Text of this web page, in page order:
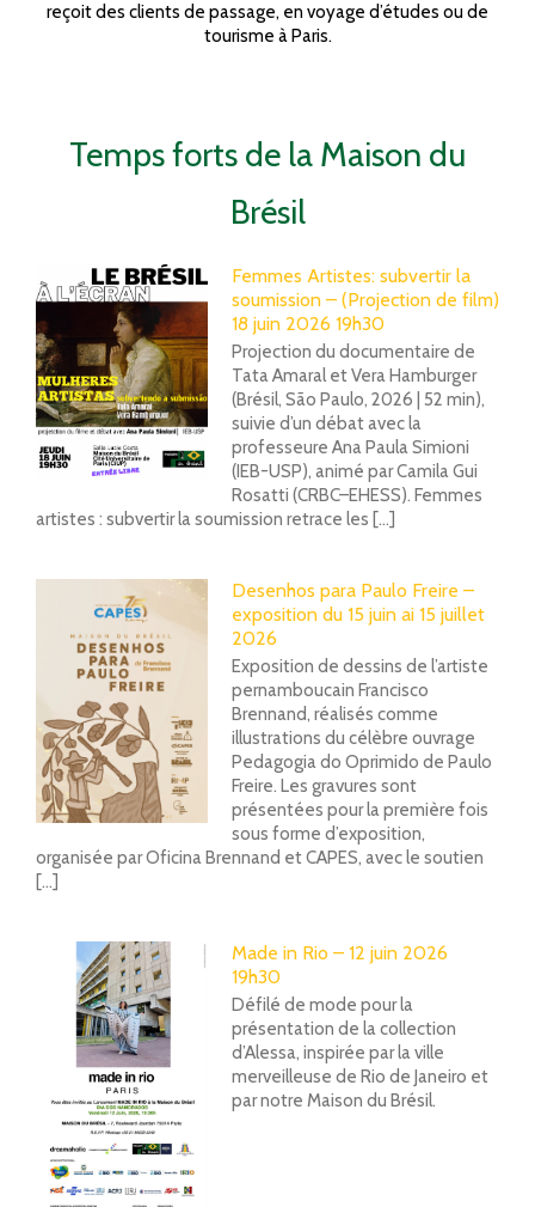
reçoit des clients de passage, en voyage d’études ou de
tourisme à Paris.
Temps forts de la Maison du
Brésil
Femmes Artistes: subvertir la
soumission – (Projection de film)
18 juin 2026 19h30
Projection du documentaire de
Tata Amaral et Vera Hamburger
(Brésil, São Paulo, 2026 | 52 min),
suivie d’un débat avec la
professeure Ana Paula Simioni
(IEB-USP), animé par Camila Gui
Rosatti (CRBC–EHESS). Femmes
artistes : subvertir la soumission retrace les [...]
Desenhos para Paulo Freire –
exposition du 15 juin ai 15 juillet
2026
Exposition de dessins de l’artiste
pernamboucain Francisco
Brennand, réalisés comme
illustrations du célèbre ouvrage
Pedagogia do Oprimido de Paulo
Freire. Les gravures sont
présentées pour la première fois
sous forme d’exposition,
organisée par Oficina Brennand et CAPES, avec le soutien
[...]
Made in Rio – 12 juin 2026
19h30
Défilé de mode pour la
présentation de la collection
d’Alessa, inspirée par la ville
merveilleuse de Rio de Janeiro et
par notre Maison du Brésil.